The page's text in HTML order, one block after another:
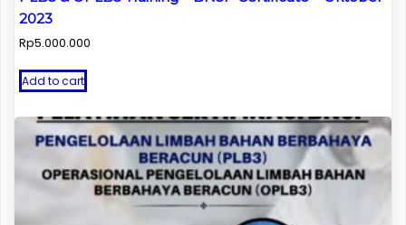
2023
Rp5.000.000
Add to cart